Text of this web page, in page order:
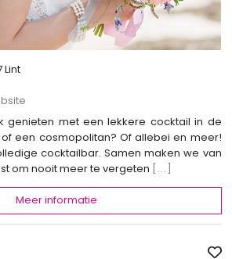
genieten met een lekkere cocktail in de
een cosmopolitan? Of allebei en meer!
cocktailbar. Samen maken we van
om nooit meer te vergeten [...]
Meer informatie